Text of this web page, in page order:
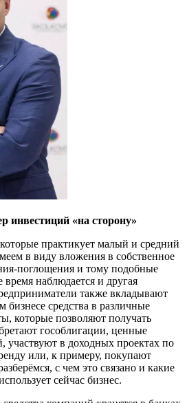
инвестиций «на сторону»
практикует малый и средний
в виду вложения в собственное
поглощения и тому подобные
наблюдается и другая
также вкладывают
бизнесе средства в различные
которые позволяют получать
гособлигации, ценные
участвуют в доходных проектах по
или, к примеру, покупают
с чем это связано и какие
сейчас бизнес.